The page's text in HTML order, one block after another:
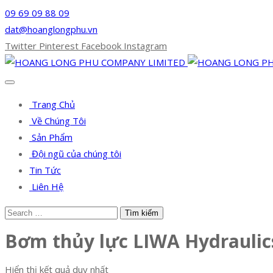
09 69 09 88 09
dat@hoanglongphu.vn
Twitter Pinterest Facebook Instagram
Trang Chủ
Về Chúng Tôi
Sản Phẩm
Đội ngũ của chúng tôi
Tin Tức
Liên Hệ
Bơm thủy lực LIWA
Hiển thị kết quả duy nhất